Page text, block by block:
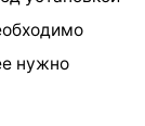
нужно